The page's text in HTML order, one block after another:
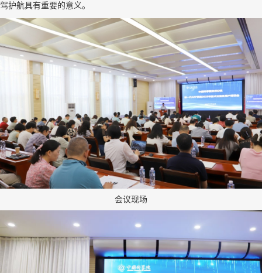
驾护航具有重要的意义。
会议现场